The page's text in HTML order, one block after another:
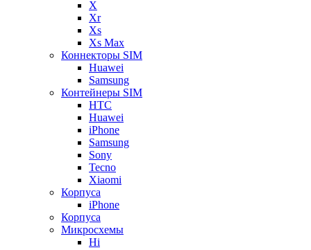
X
Xr
Xs
Xs Max
Коннекторы SIM
Huawei
Samsung
Контейнеры SIM
HTC
Huawei
iPhone
Samsung
Sony
Tecno
Xiaomi
Корпуса
iPhone
Корпуса
Микросхемы
Hi